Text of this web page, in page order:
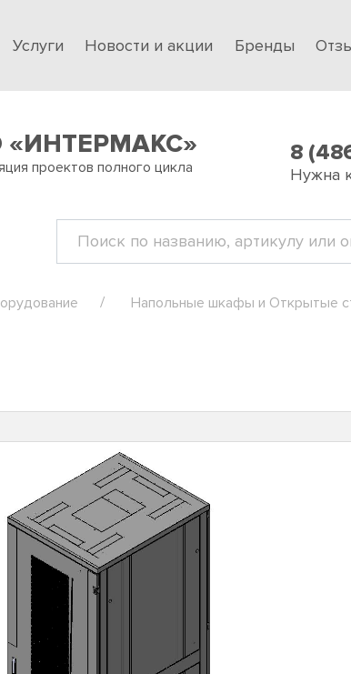
Услуги Новости и акции Бренды
проектов полного цикла
8
Нужна
Напольные шкафы и Открытые